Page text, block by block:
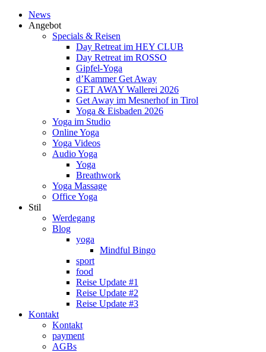
News
Angebot
Specials & Reisen
Day Retreat im HEY CLUB
Day Retreat im ROSSO
Gipfel-Yoga
d’Kammer Get Away
GET AWAY Wallerei 2026
Get Away im Mesnerhof in Tirol
Yoga & Eisbaden 2026
Yoga im Studio
Online Yoga
Yoga Videos
Audio Yoga
Yoga
Breathwork
Yoga Massage
Office Yoga
Stil
Werdegang
Blog
yoga
Mindful Bingo
sport
food
Reise Update #1
Reise Update #2
Reise Update #3
Kontakt
Kontakt
payment
AGBs